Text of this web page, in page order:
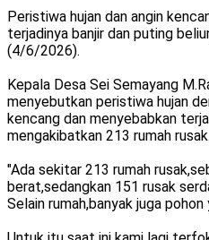
Peristiwa hujan dan angin
terjadinya banjir dan puting
(4/6/2026).
Kepala Desa Sei Semayang
menyebutkan peristiwa hujan
kencang dan menyebabkan
mengakibatkan 213 rumah rusak.
"Ada sekitar 213 rumah
berat,sedangkan 151 rusak
Selain rumah,banyak juga